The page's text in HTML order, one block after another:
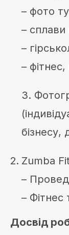
– фото
–
–
–
3.
Zumba
–
– Фітнес
Досвід